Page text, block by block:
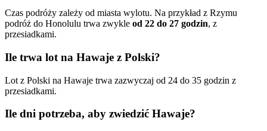
Czas podróży zależy od miasta wylotu. Na przykład z Rzymu
podróż do Honolulu trwa zwykle od 22 do 27 godzin, z
przesiadkami.
Ile trwa lot na Hawaje z Polski?
Lot z Polski na Hawaje trwa zazwyczaj od 24 do 35 godzin z
przesiadkami.
Ile dni potrzeba, aby zwiedzić Hawaje?